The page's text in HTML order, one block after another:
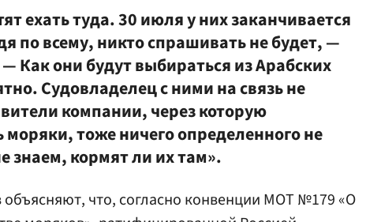
ехать туда. 30 июля у них заканчивается
по всему, никто спрашивать не будет, —
Как они будут выбираться из Арабских
Судовладелец с ними на связь не
компании, через которую
моряки, тоже ничего определенного не
знаем, кормят ли их там».
что, согласно конвенции МОТ №179 «О